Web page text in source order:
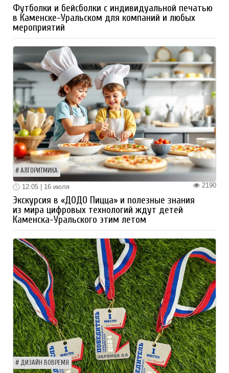
Футболки и бейсболки с индивидуальной печатью
в Каменске-Уральском для компаний и любых
мероприятий
АЛГОРИТМИКА
2190
12:05 | 16 июля
Экскурсия в «ДОДО Пицца» и полезные знания
из мира цифровых технологий ждут детей
Каменска-Уральского этим летом
ДИЗАЙН ВОВРЕМЯ